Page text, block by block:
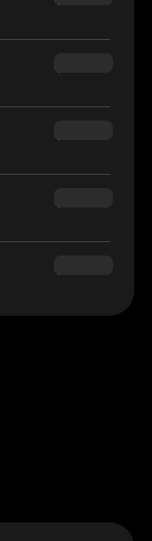
$54.90
$34.95
$160.00
$180.00